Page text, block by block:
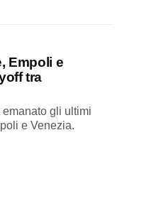
Empoli e
tra
emanato gli ultimi
e Venezia.